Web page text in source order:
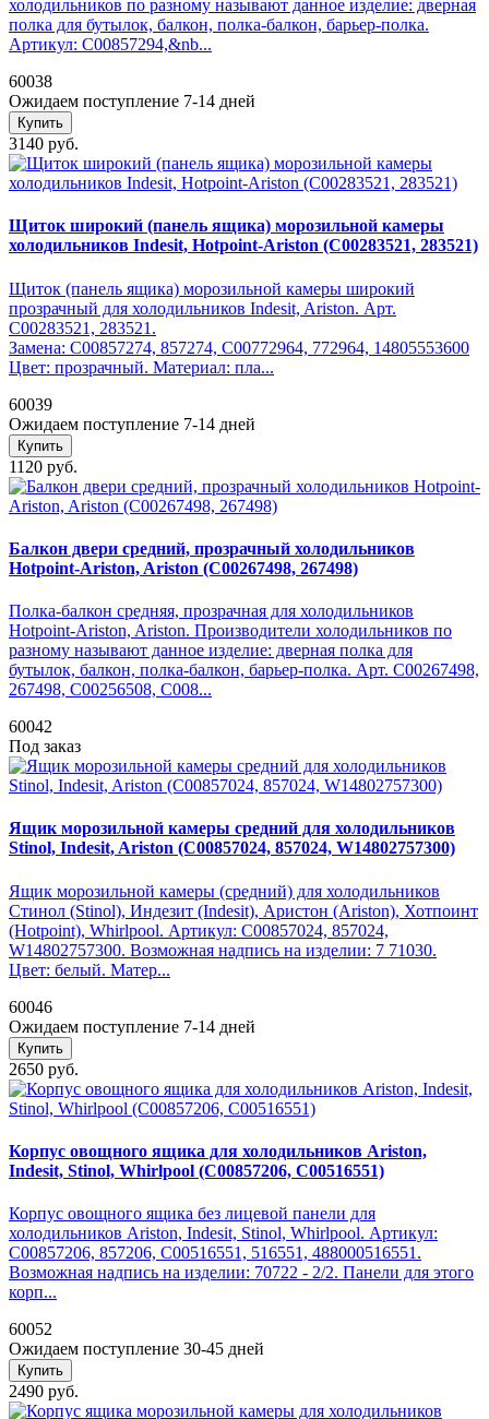
холодильников по разному называют данное изделие: дверная
полка для бутылок, балкон, полка-балкон, барьер-полка.
Артикул: C00857294,&nb...
60038
Ожидаем поступление 7-14 дней
Купить
3140 руб.
Щиток широкий (панель ящика) морозильной камеры
холодильников Indesit, Hotpoint-Ariston (C00283521, 283521)
Щиток (панель ящика) морозильной камеры широкий
прозрачный для холодильников Indesit, Ariston. Арт.
C00283521, 283521.
Замена: C00857274, 857274, C00772964, 772964, 14805553600
Цвет: прозрачный. Материал: пла...
60039
Ожидаем поступление 7-14 дней
Купить
1120 руб.
Балкон двери средний, прозрачный холодильников
Hotpoint-Ariston, Ariston (C00267498, 267498)
Полка-балкон средняя, прозрачная для холодильников
Hotpoint-Ariston, Ariston. Производители холодильников по
разному называют данное изделие: дверная полка для
бутылок, балкон, полка-балкон, барьер-полка. Арт. C00267498,
267498, C00256508, C008...
60042
Под заказ
Ящик морозильной камеры средний для холодильников
Stinol, Indesit, Ariston (C00857024, 857024, W14802757300)
Ящик морозильной камеры (средний) для холодильников
Стинол (Stinol), Индезит (Indesit), Аристон (Ariston), Хотпоинт
(Hotpoint), Whirlpool. Артикул: C00857024, 857024,
W14802757300. Возможная надпись на изделии: 7 71030.
Цвет: белый. Матер...
60046
Ожидаем поступление 7-14 дней
Купить
2650 руб.
Корпус овощного ящика для холодильников Ariston,
Indesit, Stinol, Whirlpool (C00857206, C00516551)
Корпус овощного ящика без лицевой панели для
холодильников Ariston, Indesit, Stinol, Whirlpool. Артикул:
C00857206, 857206, C00516551, 516551, 488000516551.
Возможная надпись на изделии: 70722 - 2/2. Панели для этого
корп...
60052
Ожидаем поступление 30-45 дней
Купить
2490 руб.